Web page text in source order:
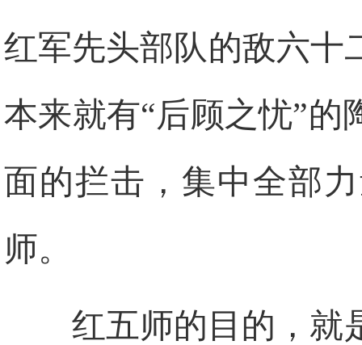
红军先头部队的敌六十
本来就有“后顾之忧”的
面的拦击，集中全部
师。
红五师的目的，就